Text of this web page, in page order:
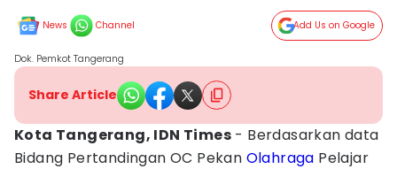
News Channel Add Us on Google
Dok. Pemkot Tangerang
Share Article
Kota Tangerang, IDN Times - Berdasarkan data
Bidang Pertandingan OC Pekan Olahraga Pelajar